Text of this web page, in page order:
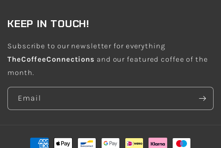
KEEP IN TOUCH!
Subscribe to our newsletter for everything
TheCoffeeConnections and our featured coffee of the
month.
Email
Payment